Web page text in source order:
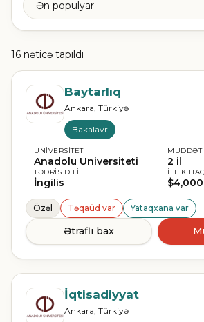
16 nəticə tapıldı
Baytarlıq
Ankara, Türkiyə
Bakalavr
UNIVERSITET
Anadolu Universiteti
TƏDRIS DILI
İngilis
MÜDDƏT
2 il
İLLIK
$4,000
Özəl Təqaüd var Yataqxana var
Ətraflı bax
İqtisadiyyat
Ankara, Türkiyə